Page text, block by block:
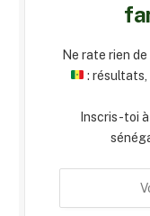
Ne rate rien
: résultats,
Inscris-toi